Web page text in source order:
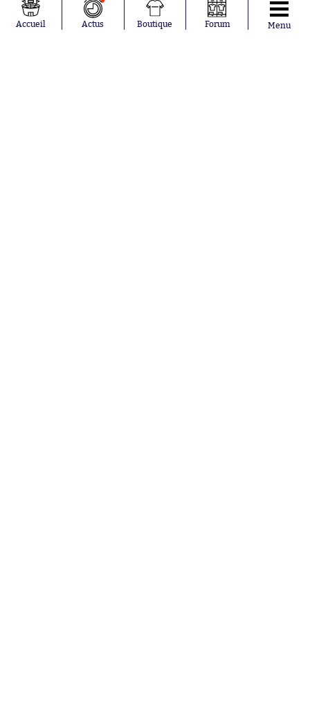
Julián Álvarez
Ferrán Torres
Kilian Corredor
FC Barcelone
Argentine
Olympique
Accueil Actus Boutique Forum Menu